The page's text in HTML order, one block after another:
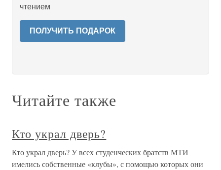
чтением
ПОЛУЧИТЬ ПОДАРОК
Читайте также
Кто украл дверь?
Кто украл дверь? У всех студенческих братств МТИ
имелись собственные «клубы», с помощью которых они